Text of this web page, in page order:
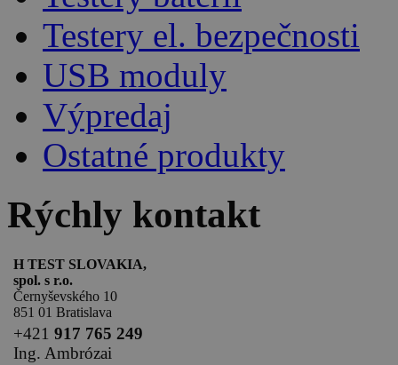
Testery el. bezpečnosti
USB moduly
Výpredaj
Ostatné produkty
Rýchly kontakt
H TEST SLOVAKIA,
spol. s r.o.
Černyševského 10
851 01 Bratislava
+421 917 765 249
Ing. Ambrózai